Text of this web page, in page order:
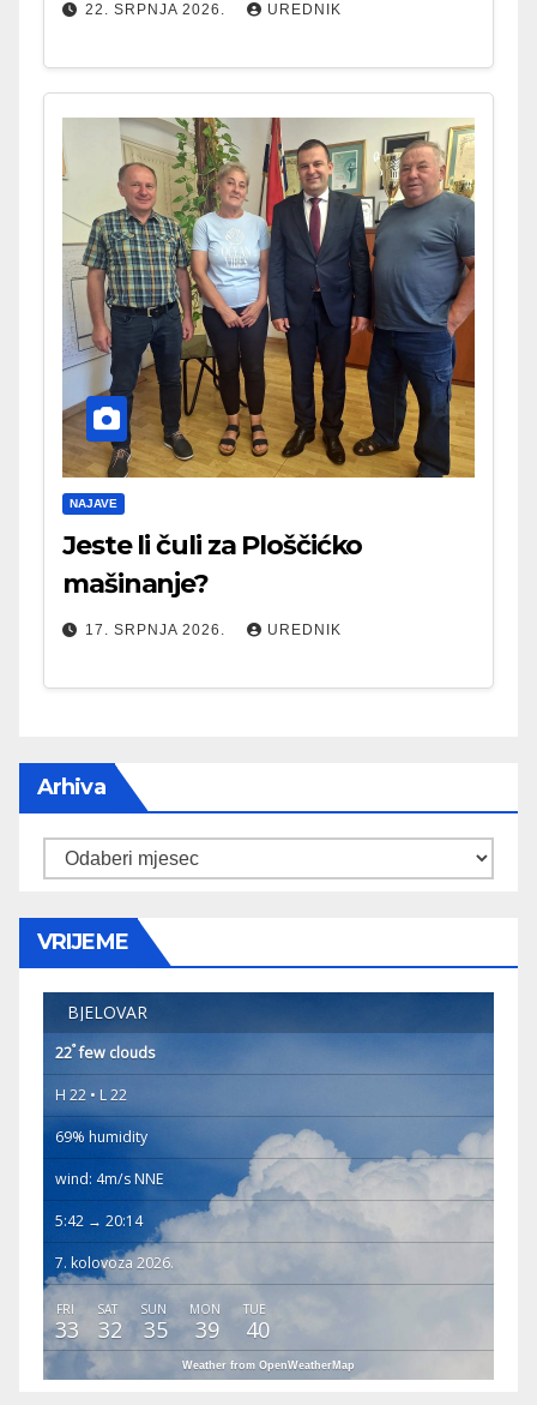
22. SRPNJA 2026. UREDNIK
NAJAVE
Jeste li čuli za Ploščićko
mašinanje?
17. SRPNJA 2026. UREDNIK
Arhiva
Arhiva
VRIJEME
BJELOVAR
22°few clouds
H 22 • L 22
69% humidity
wind: 4m/s NNE
5:42 → 20:14
7. kolovoza 2026.
FRI
33
SAT
32
SUN
35
MON
39
TUE
40
Weather from OpenWeatherMap